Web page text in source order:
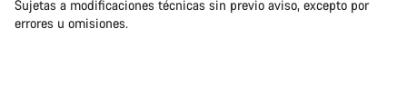
Sujetas a modificaciones técnicas sin previo aviso, excepto por
errores u omisiones.